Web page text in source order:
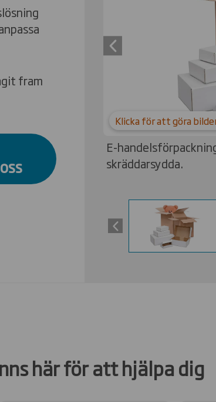
fram
Previous slide
Klicka för att göra
E-
skräddarsydda.
här för att hjälpa dig